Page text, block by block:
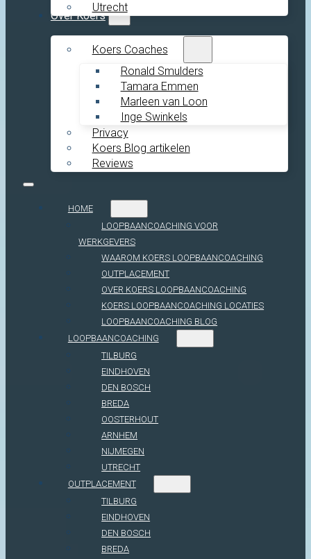
Utrecht
Over Koers
Koers Coaches
Ronald Smulders
Tamara Emmen
Marleen van Loon
Inge Swinkels
Privacy
Koers Blog artikelen
Reviews
HOME
LOOPBAANCOACHING VOOR
WERKGEVERS
WAAROM KOERS LOOPBAANCOACHING
OUTPLACEMENT
OVER KOERS LOOPBAANCOACHING
KOERS LOOPBAANCOACHING LOCATIES
LOOPBAANCOACHING BLOG
LOOPBAANCOACHING
TILBURG
EINDHOVEN
DEN BOSCH
BREDA
OOSTERHOUT
ARNHEM
NIJMEGEN
UTRECHT
OUTPLACEMENT
TILBURG
EINDHOVEN
DEN BOSCH
BREDA